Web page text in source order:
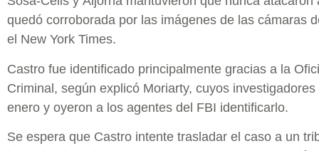
quedó corroborada por las imágenes de las cámaras
el New York Times.
Castro fue identificado principalmente gracias a la
Criminal, según explicó Moriarty, cuyos
enero y oyeron a los agentes del FBI identificarlo.
Se espera que Castro intente trasladar el caso a un